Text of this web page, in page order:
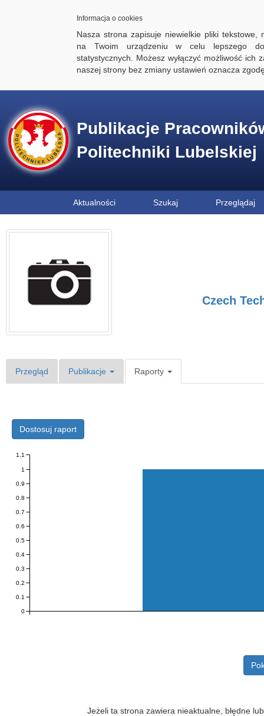
Informacja o cookies
Nasza strona zapisuje niewielkie pliki tekstowe,
na Twoim urządzeniu w celu lepszego
statystycznych. Możesz wyłączyć możliwość ich
naszej strony bez zmiany ustawień oznacza
Publikacje
Politechniki Lubelskiej
Aktualności Szukaj Przeglądaj
Czech
Przegląd Publikacje Raporty
Dostosuj raport
0
0.1
0.2
0.3
0.4
0.5
0.6
0.7
0.8
0.9
1
1.1
Jeżeli ta strona zawiera nieaktualne, błędne